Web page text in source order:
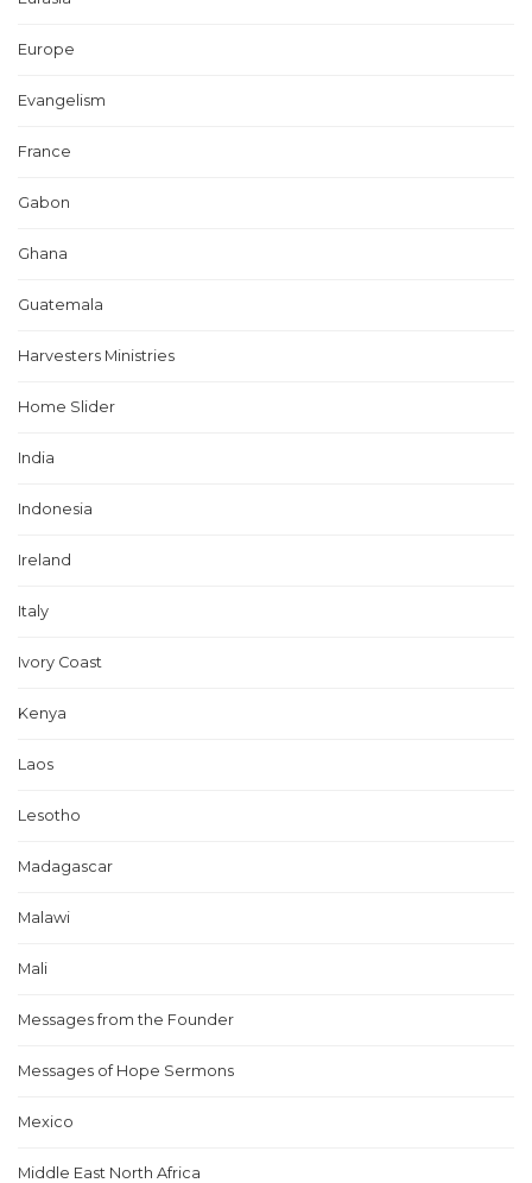
Europe
Evangelism
France
Gabon
Ghana
Guatemala
Harvesters Ministries
Home Slider
India
Indonesia
Ireland
Italy
Ivory Coast
Kenya
Laos
Lesotho
Madagascar
Malawi
Mali
Messages from the Founder
Messages of Hope Sermons
Mexico
Middle East North Africa